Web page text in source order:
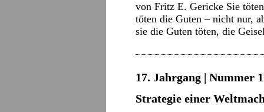
von Fritz E. Gericke Sie
töten die Guten – nicht nur,
sie die Guten töten, die
17. Jahrgang | Nummer
Strategie einer